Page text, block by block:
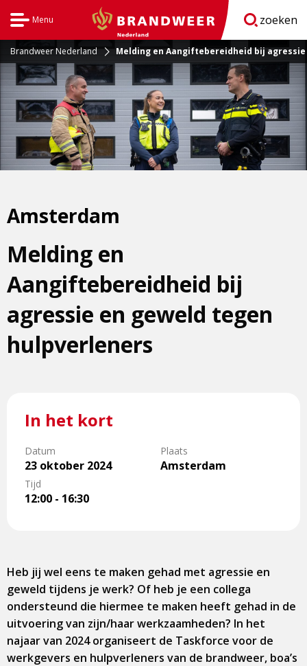
Menu
BrandweerNederland.nl
zoeken
Brandweer Nederland Melding en Aangiftebereidheid bij
Melding en
Aangiftebereidheid bij
agressie en geweld tegen
hulpverleners
Amsterdam
In het kort
Datum
23 oktober 2024
Tijd
12:00 - 16:30
Plaats
Amsterdam
Heb jij wel eens te maken gehad met agressie en
geweld tijdens je werk? Of heb je een collega
ondersteund die hiermee te maken heeft gehad in de
uitvoering van zijn/haar werkzaamheden? In het
najaar van 2024 organiseert de Taskforce voor de
werkgevers en hulpverleners van de brandweer, boa’s